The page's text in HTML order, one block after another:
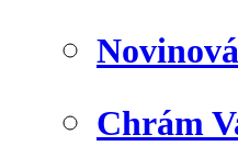
Chrám